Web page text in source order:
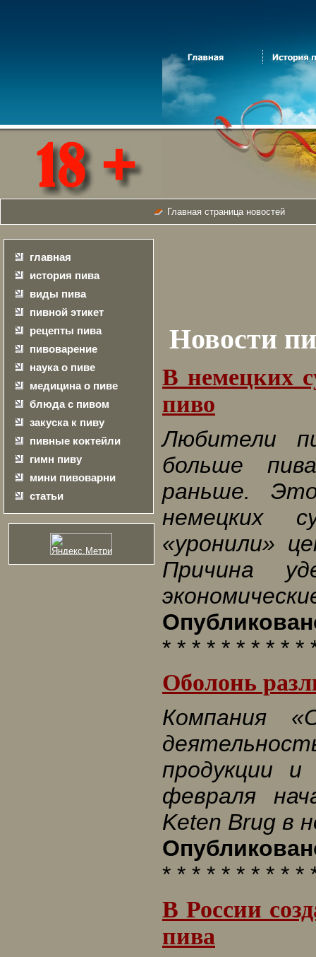
Главная страница новостей
главная
история пива
виды пива
пивной этикет
рецепты пива
пивоварение
наука о пиве
медицина о пиве
блюда с пивом
закуска к пиву
пивные коктейли
гимн пиву
мини пивоварни
статьи
Новости
В немецких
пиво
Любители
больше
раньше.
немецких
«уронили»
Причина
* * * * * * * * * *
Оболонь
Компания
продукции
февраля
Keten Brug в
* * * * * * * * * *
В России
пива